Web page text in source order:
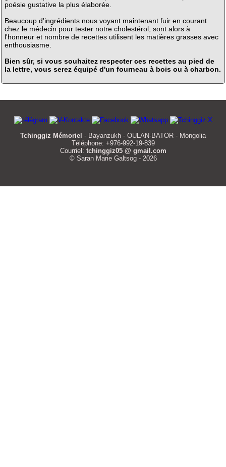
poésie gustative la plus élaborée.
Beaucoup d'ingrédients nous voyant maintenant fuir en courant
chez le médecin pour tester notre cholestérol, sont alors à
l'honneur et nombre de recettes utilisent les matières grasses avec
enthousiasme.
Bien sûr, si vous souhaitez respecter ces recettes au pied de
la lettre, vous serez équipé d'un fourneau à bois ou à charbon.
Tchinggiz Mémoriel - Bayanzukh - OULAN-BATOR - Mongolia
Téléphone: +976-992-19-839
Courriel: tchinggiz05 @ gmail.com
© Saran Marie Galtsog - 2026